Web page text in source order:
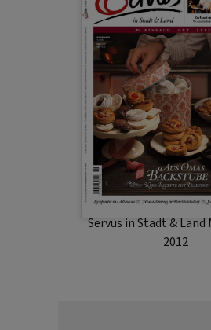
Servus in Stadt &
2012